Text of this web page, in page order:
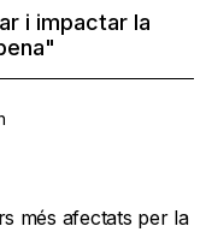
i impactar la
més afectats per la